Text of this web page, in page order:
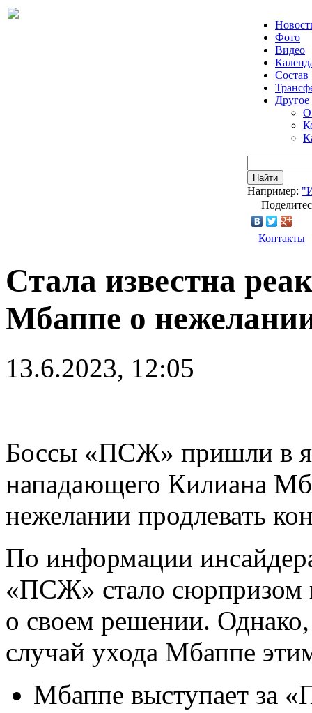
Фото
Видео
Состав
Другое
О
Найти
Например:
Контакты
Стала известна
Мбаппе о
13.6.2023, 12:05
Боссы «ПСЖ» пришли в
нападающего Килиана
нежелании продлевать
По информации
«ПСЖ» стало сюрпризом
о своем решении. Однако,
случай ухода Мбаппе
Мбаппе выступает за